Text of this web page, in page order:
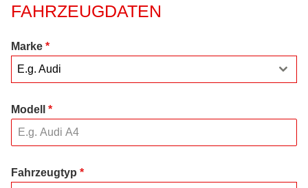
FAHRZEUGDATEN
Marke *
E.g. Audi
Modell *
Fahrzeugtyp *